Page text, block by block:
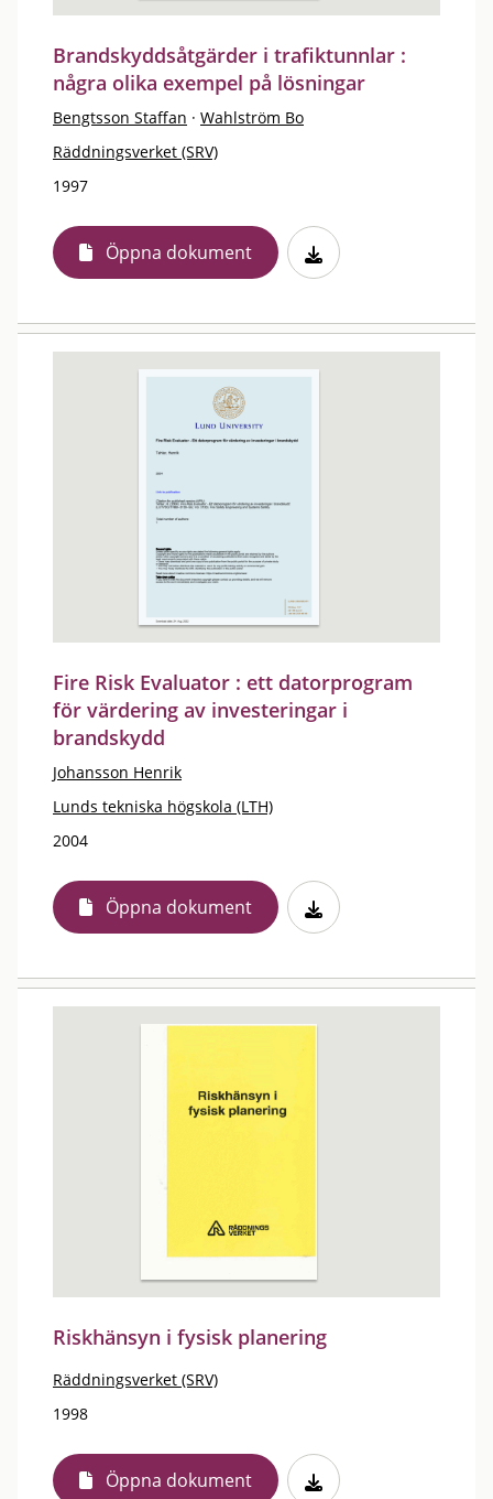
Brandskyddsåtgärder i trafiktunnlar :
några olika exempel på lösningar
Bengtsson Staffan · Wahlström Bo
Räddningsverket (SRV)
1997
Öppna dokument
Fire Risk Evaluator : ett datorprogram
för värdering av investeringar i
brandskydd
Johansson Henrik
Lunds tekniska högskola (LTH)
2004
Öppna dokument
Riskhänsyn i fysisk planering
Räddningsverket (SRV)
1998
Öppna dokument